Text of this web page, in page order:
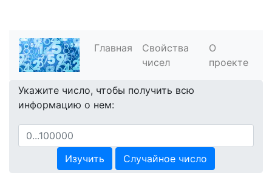
Главная
Свойства
чисел
О
проекте
Укажите число, чтобы получить всю
информацию о нем:
Изучить Случайное число